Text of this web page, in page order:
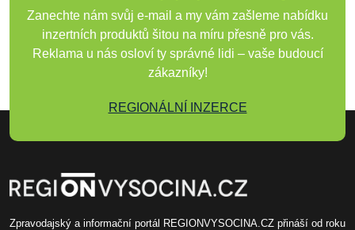
Zanechte nám svůj e-mail a my vám zašleme nabídku
inzertních produktů šitou na míru přesně pro vás.
Reklama u nás osloví ty správné lidi – vaše budoucí
zákazníky!
REGIONÁLNÍ INZERCE
Zpravodajský a informační portál REGIONVYSOCINA.CZ přináší od roku